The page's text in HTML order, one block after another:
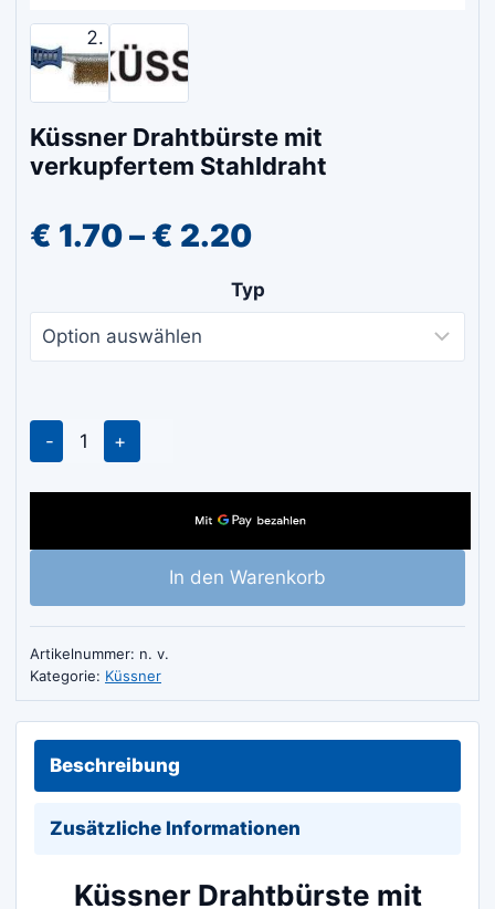
Küssner Drahtbürste mit
verkupfertem Stahldraht
€ 1.70– € 2.20Preisspanne:
€ 1.70
Typ
Küssner
Drahtbürste
mit
Stahldraht
In den Warenkorb
Artikelnummer: n. v.
Kategorie: Küssner
Beschreibung
Zusätzliche Informationen
Küssner Drahtbürste mit